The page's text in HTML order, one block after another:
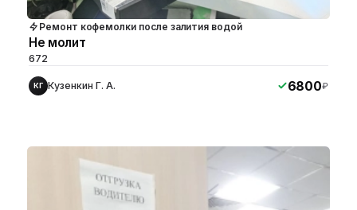
Ремонт кофемолки после залития водой
Не молит
672
КГ Кузенкин Г. А. 6800₽